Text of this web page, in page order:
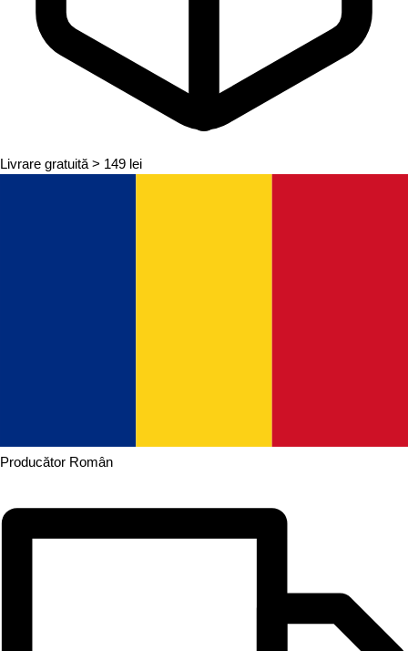
Livrare gratuită > 149 lei
Producător Român